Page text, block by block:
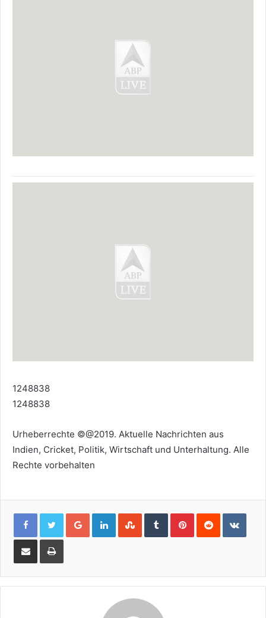
1248838
1248838
Urheberrechte ©@2019. Aktuelle Nachrichten aus
Indien, Cricket, Politik, Wirtschaft und Unterhaltung. Alle
Rechte vorbehalten
Google+LinkedInStumbleUpon
TumblrPinterestReddit
Share
Email
Print